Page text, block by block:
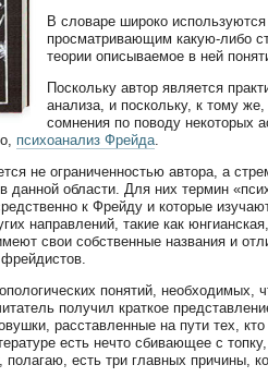
В словаре широко
просматривающим какую-либо
теории описываемое в ней
Поскольку автор является
анализа, и поскольку, к тому
сомнения по поводу некоторых
психоанализ Фрейда.
не ограниченностью автора, а
данной области. Для них термин
к Фрейду и которые
направлений, такие как
свои собственные названия и
понятий,
получил краткое
расставленные на пути тех,
есть нечто сбивающее с
есть три главных причины,